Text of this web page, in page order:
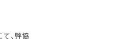
、弊協